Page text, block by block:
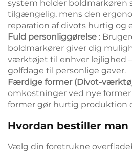
system holder boldmarkøren
tilgængelig, mens den
reparation af divots hurtig og
Fuld personliggørelse :
boldmarkører giver dig
værktøjet til enhver lejlighed
golfdage til personlige gaver.
Færdige former (Divot-
omkostninger ved nye former
former gør hurtig produktion
Hvordan bestiller man
Vælg din foretrukne